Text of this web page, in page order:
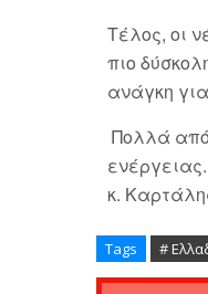
Τέλος, οι
πιο
ανάγκη
Πολλά
κ.
Tags #